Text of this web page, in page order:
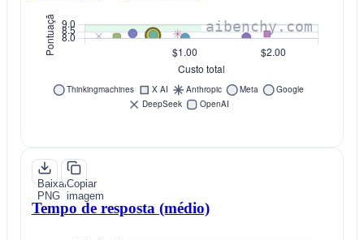
Baixar
PNG
Copiar
imagem
Tempo de resposta (médio)